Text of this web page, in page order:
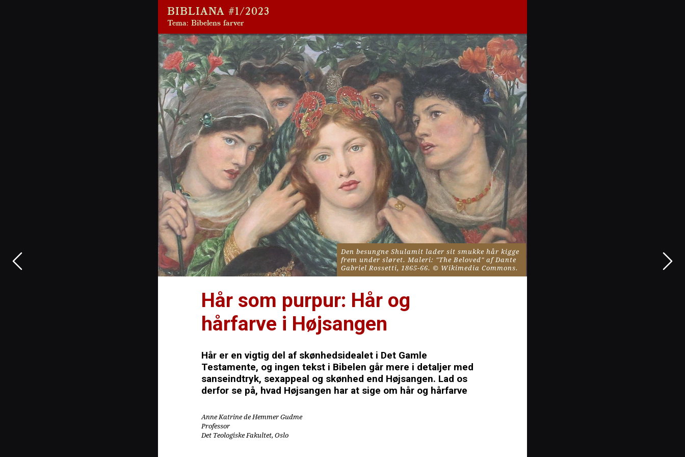
BIBLIANA #1/2023
Tema: Bibelens farver
Den besungne Shulamit lader sit smukke hår kigge
frem under sløret. Maleri: "The Beloved" af Dante
Gabriel Rossetti, 1865-66. © Wikimedia Commons.
Hår som purpur: Hår og
hårfarve i Højsangen
Hår er en vigtig del af skønhedsidealet i Det Gamle
Testamente, og ingen tekst i Bibelen går mere i detaljer med
sanseindtryk, sexappeal og skønhed end Højsangen. Lad os
derfor se på, hvad Højsangen har at sige om hår og hårfarve
Anne Katrine de Hemmer Gudme
Professor
Det Teologiske Fakultet, Oslo